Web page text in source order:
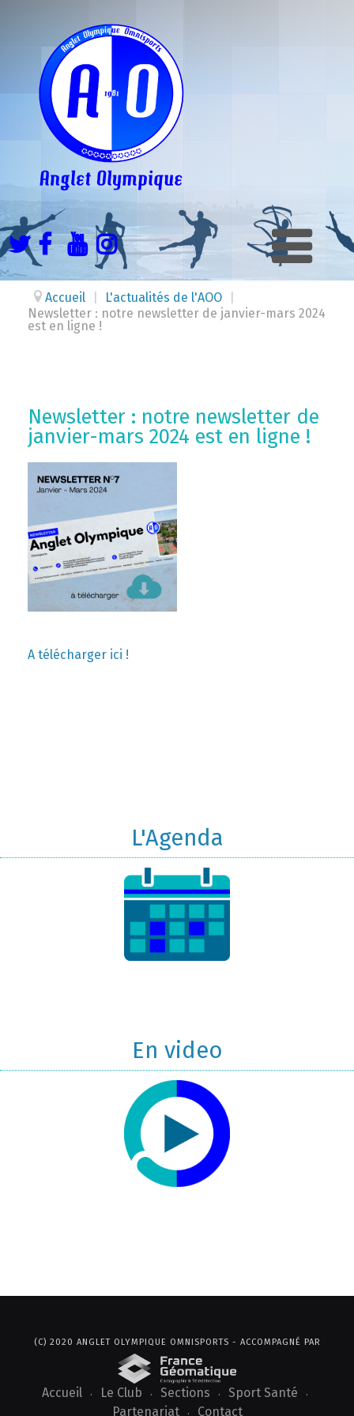
Accueil L'actualités de l'AOO
Newsletter : notre newsletter de janvier-mars 2024
est en ligne !
L'Agenda
En video
Newsletter : notre newsletter de
janvier-mars 2024 est en ligne !
A télécharger ici !
(C) 2020 ANGLET OLYMPIQUE OMNISPORTS - ACCOMPAGNÉ PAR
Accueil Le Club Sections
Sport Santé
Partenariat
Contact